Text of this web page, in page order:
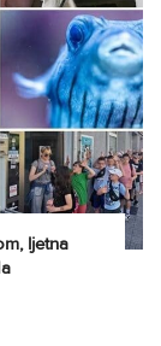
ljetna